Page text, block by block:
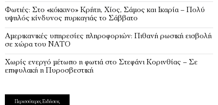
Φωτιές: Στο «κόκκινο» Κρήτη, Χίος, Σάμος και Ικαρία – Πολύ
υψηλός κίνδυνος πυρκαγιάς το Σάββατο
Αμερικανικές υπηρεσίες πληροφοριών: Πιθανή ρωσική εισβολή
σε χώρα του ΝΑΤΟ
Χωρίς ενεργό μέτωπο η φωτιά στο Στεφάνι Κορινθίας – Σε
επιφυλακή η Πυροσβεστική
Περισσότερες Ειδήσεις